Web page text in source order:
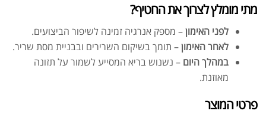
מתי מומלץ לצרוך את החטיף?
לפני האימון– מספק אנרגיה זמינה לשיפור הביצועים.
לאחר האימון– תומך בשיקום השרירים ובבניית מסת שריר.
במהלך היום – נשנוש בריא המסייע לשמור על תזונה
מאוזנת.
פרטי המוצר